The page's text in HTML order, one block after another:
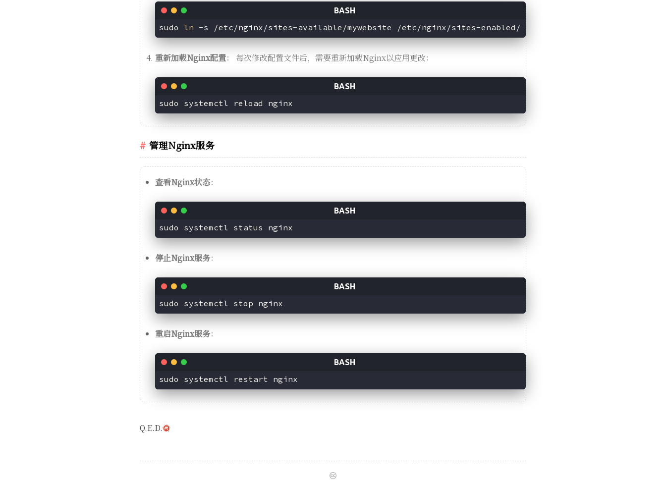
sudo ln
重新加载Nginx配置： 每次修改配置文件后，需要重新加载Nginx以应用更改：
管理Nginx服务
查看Nginx状态：
停止Nginx服务：
重启Nginx服务：
Q.E.D.